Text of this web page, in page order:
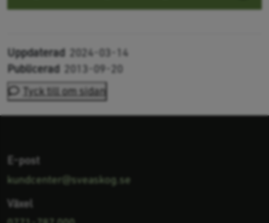
Uppdaterad 2024-03-14
Publicerad 2013-09-20
Tyck till om sidan
E-post
kundcenter@sveaskog.se
Växel